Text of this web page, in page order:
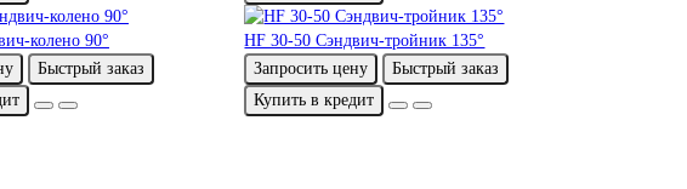
колено 90°
Быстрый заказ
HF 30-50 Сэндвич-тройник 135°
Запросить цену
Быстрый заказ
Купить в кредит